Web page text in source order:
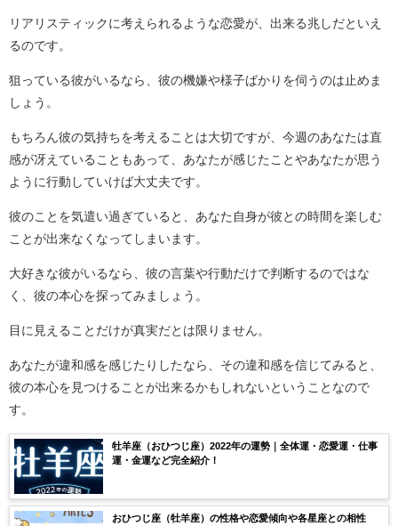
リアリスティックに考えられるような恋愛が、出来る兆しだといえ
るのです。
狙っている彼がいるなら、彼の機嫌や様子ばかりを伺うのは止めま
しょう。
もちろん彼の気持ちを考えることは大切ですが、今週のあなたは直
感が冴えていることもあって、あなたが感じたことやあなたが思う
ように行動していけば大丈夫です。
彼のことを気遣い過ぎていると、あなた自身が彼との時間を楽しむ
ことが出来なくなってしまいます。
大好きな彼がいるなら、彼の言葉や行動だけで判断するのではな
く、彼の本心を探ってみましょう。
目に見えることだけが真実だとは限りません。
あなたが違和感を感じたりしたなら、その違和感を信じてみると、
彼の本心を見つけることが出来るかもしれないということなので
す。
牡羊座（おひつじ座）2022年の運勢｜全体運・恋愛運・仕事
運・金運など完全紹介！
おひつじ座（牡羊座）の性格や恋愛傾向や各星座との相性